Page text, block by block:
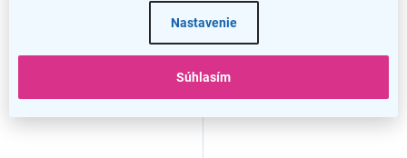
Nastavenie
Súhlasím